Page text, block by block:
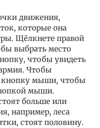
движения,
которые она
Щёлкнете правой
выбрать место
чтобы увидеть
Чтобы
кнопку мыши, чтобы
мыши.
больше или
например, леса
стоят половину.